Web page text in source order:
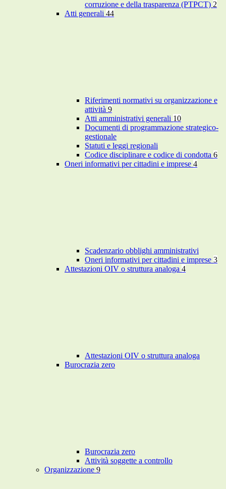
corruzione e della trasparenza (PTPCT) 2
Atti generali 44
Riferimenti normativi su organizzazione e
attività 9
Atti amministrativi generali 10
Documenti di programmazione strategico-
gestionale
Statuti e leggi regionali
Codice disciplinare e codice di condotta 6
Oneri informativi per cittadini e imprese 4
Scadenzario obblighi amministrativi
Oneri informativi per cittadini e imprese 3
Attestazioni OIV o struttura analoga 4
Attestazioni OIV o struttura analoga
Burocrazia zero
Burocrazia zero
Attività soggette a controllo
Organizzazione 9